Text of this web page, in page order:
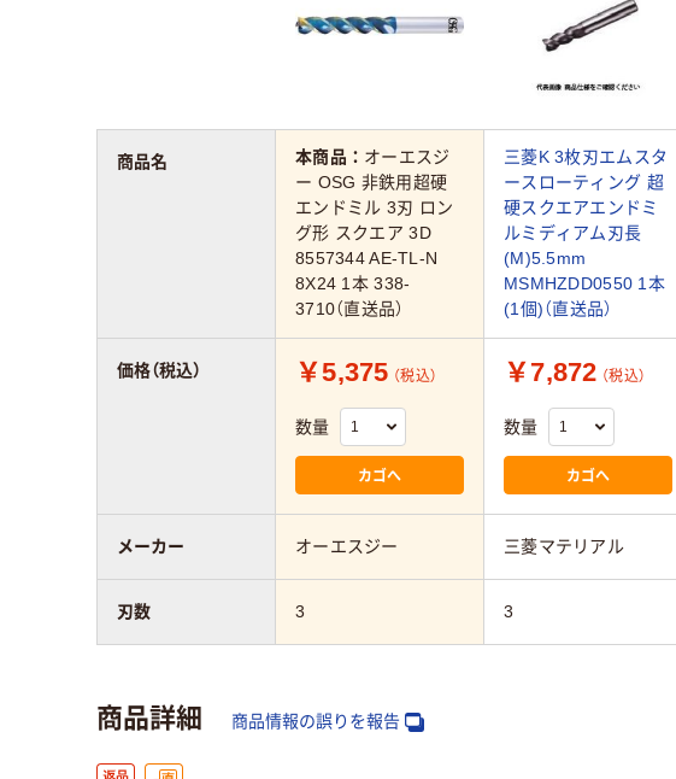
本商品： オーエスジ
ー OSG 非鉄用超硬
エンドミル 3刃 ロン
グ形 スクエア 3D
8557344 AE-TL-N
8X24 1本 338-
3710（直送品）
三菱K 3枚刃エムスタ
ースローティング 超
硬スクエアエンドミ
ルミディアム刃長
(M)5.5mm
MSMHZDD0550 1本
(1個)（直送品）
￥5,375 （税込）
数量
カゴへ
￥7,872 （税込）
数量
カゴへ
オーエスジー 三菱マテリアル
3 3
商品名
価格（税込）
メーカー
刃数
商品詳細 商品情報の誤りを報告